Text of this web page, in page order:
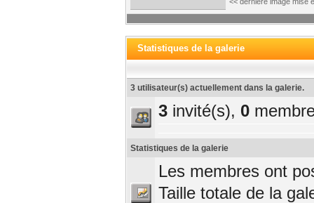
Statistiques de la galerie
3 utilisateur(s) actuellement dans la galerie.
3 invité(s), 0
Statistiques de la galerie
Les membres ont
Taille totale de la